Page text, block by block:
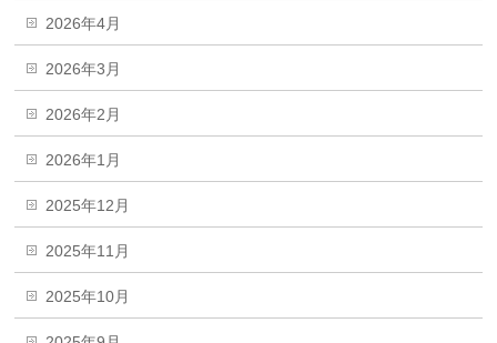
2026年4月
2026年3月
2026年2月
2026年1月
2025年12月
2025年11月
2025年10月